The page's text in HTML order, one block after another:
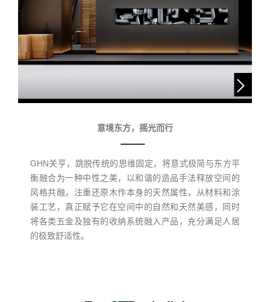
意境东方，摇光而行
GHN关亨，跳脱传统的思维固定，将意式极简与东方平
衡融合为一种中性之美，以和谐的造品手法释放空间的
风格共融，注重还原木作本身的天然属性，从材料和涂
装工艺，真正赋予它在空间中的自然和天然美感，同时
将各类五金及独有的收纳系统融入产品，充分满足人居
的极致舒适性。